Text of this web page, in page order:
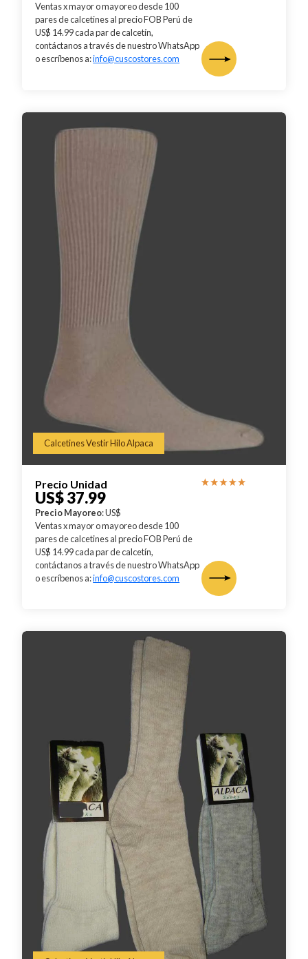
Ventas x mayor o mayoreo desde 100
pares de calcetines al precio FOB Perú de
US$ 14.99 cada par de calcetín,
contáctanos a través de nuestro WhatsApp
o escríbenos a:info@cuscostores.com
Calcetines Vestir Hilo Alpaca
Precio Unidad
US$ 37.99
Precio Mayoreo: US$
Ventas x mayor o mayoreo desde 100
pares de calcetines al precio FOB Perú de
US$ 14.99 cada par de calcetín,
contáctanos a través de nuestro WhatsApp
o escríbenos a:info@cuscostores.com